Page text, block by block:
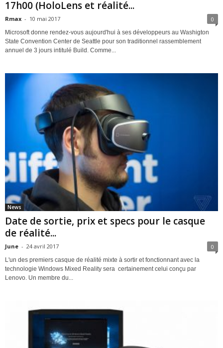
17h00 (HoloLens et réalité...
Rmax - 10 mai 2017 0
Microsoft donne rendez-vous aujourd'hui à ses développeurs au Washigton
State Convention Center de Seattle pour son traditionnel rassemblement
annuel de 3 jours intitulé Build. Comme...
News
Date de sortie, prix et specs pour le casque
de réalité...
June - 24 avril 2017 0
L'un des premiers casque de réalité mixte à sortir et fonctionnant avec la
technologie Windows Mixed Reality sera certainement celui conçu par
Lenovo. Un membre du...